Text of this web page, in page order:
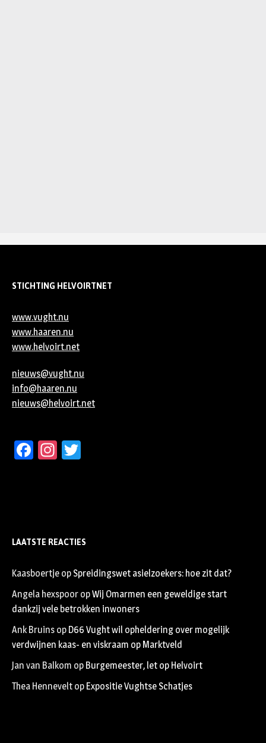
STICHTING HELVOIRTNET
www.vught.nu
www.haaren.nu
www.helvoirt.net
nieuws@vught.nu
info@haaren.nu
nieuws@helvoirt.net
Facebook
Instagram
LAATSTE REACTIES
Kaasboertje op Spreidingswet asielzoekers: hoe zit dat?
Angela hexspoor opWij Omarmen een geweldige start
dankzij vele betrokken inwoners
Ank Bruins op D66 Vught wil opheldering over mogelijk
verdwijnen kaas- en viskraam op Marktveld
Jan van Balkom op Burgemeester, let op Helvoirt
Thea Hennevelt op Expositie Vughtse Schatjes